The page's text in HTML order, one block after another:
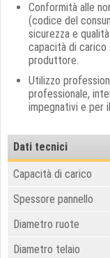
Conformità alle
(codice del
sicurezza e
capacità di
produttore.
Utilizzo
professionale,
impegnativi e per
Dati tecnici
Capacità di carico
Spessore pannello
Diametro ruote
Diametro telaio